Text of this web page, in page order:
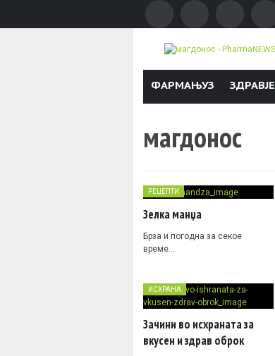
ФАРМАЊУЗ ЗДРАВЈЕ
магдонос
РЕЦЕПТИ
Зелка манџа
Брза и погодна за секое
време…
ИСХРАНА
Зачини во исхраната за
вкусен и здрав оброк